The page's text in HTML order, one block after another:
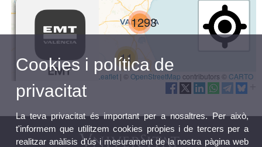
Cookies i política de
privacitat
La teva privacitat és important per a nosaltres. Per això,
t'informem que utilitzem cookies pròpies i de tercers per a
realitzar anàlisis d'ús i mesurament de la nostra pàgina web